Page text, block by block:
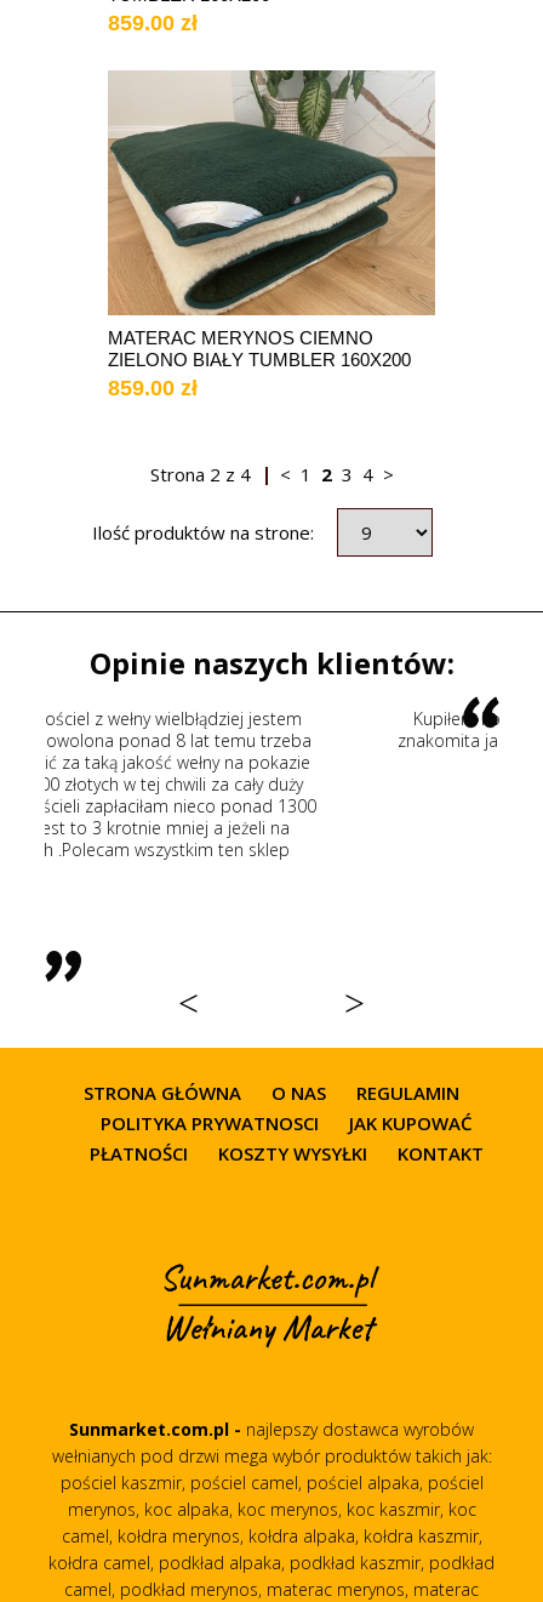
859.00 zł
MATERAC MERYNOS CIEMNO
ZIELONO BIAŁY TUMBLER 160X200
859.00 zł
Strona 2 z 4 < 1 2 3 4 >
Ilość produktów na strone:
Opinie naszych klientów:
jestem
trzeba
pokazie
duży
1300
na
sklep
Kupiłem kołdrę wełnianą fachowe doradztwo
znakomita jakość wełny szybka wysyłka. Polecam
< >
STRONA GŁÓWNA O NAS
REGULAMIN
POLITYKA PRYWATNOSCI
JAK KUPOWAĆ
PŁATNOŚCI
KOSZTY WYSYŁKI KONTAKT
Sunmarket.com.pl - najlepszy dostawca wyrobów
wełnianych pod drzwi mega wybór produktów takich jak:
pościel kaszmir, pościel camel, pościel alpaka, pościel
merynos, koc alpaka, koc merynos, koc kaszmir, koc
camel, kołdra merynos, kołdra alpaka, kołdra kaszmir,
kołdra camel, podkład alpaka, podkład kaszmir, podkład
camel, podkład merynos, materac merynos, materac